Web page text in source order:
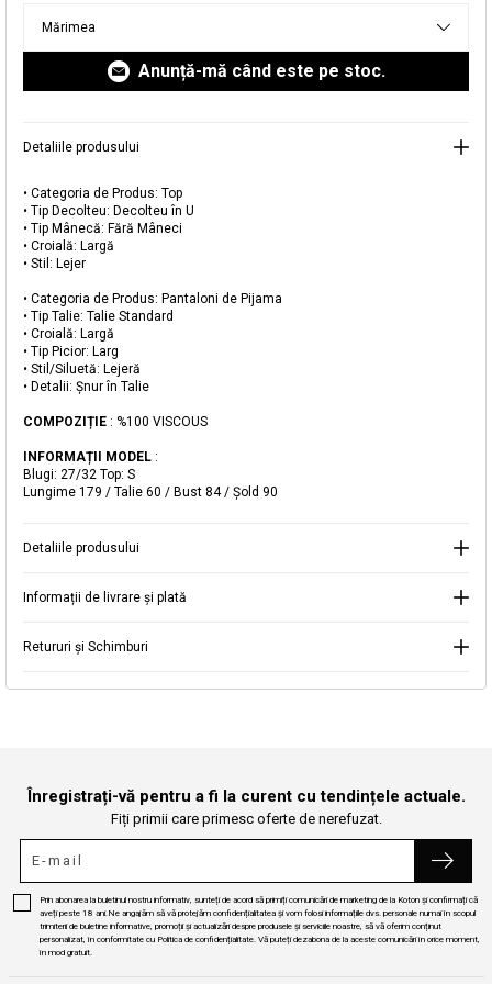
Mărimea
Anunță-mă când este pe stoc.
Detaliile produsului
• Categoria de Produs: Top
• Tip Decolteu: Decolteu în U
• Tip Mânecă: Fără Mâneci
• Croială: Largă
• Stil: Lejer
• Categoria de Produs: Pantaloni de Pijama
• Tip Talie: Talie Standard
• Croială: Largă
• Tip Picior: Larg
• Stil/Siluetă: Lejeră
• Detalii: Șnur în Talie
COMPOZIȚIE : %100 VISCOUS
INFORMAȚII MODEL :
Blugi: 27/32 Top: S
Lungime 179 / Talie 60 / Bust 84 / Şold 90
Detaliile produsului
Informații de livrare și plată
Retururi și Schimburi
Înregistrați-vă pentru a fi la curent cu tendințele actuale.
Fiți primii care primesc oferte de nerefuzat.
Prin abonarea la buletinul nostru informativ, sunteți de acord să primiți comunicări de marketing de la Koton și confirmați că
aveți peste 18 ani.Ne angajăm să vă protejăm confidențialitatea și vom folosi informațiile dvs. personale numai în scopul
trimiterii de buletine informative, promoții și actualizări despre produsele și serviciile noastre, să vă oferim conținut
personalizat, în conformitate cu Politica de confidențialitate. Vă puteți dezabona de la aceste comunicări în orice moment,
în mod gratuit.
Magazinele noastre
Puteți ajunge la magazinul KOTON pe care îl căutați
selectând informațiile despre țară și oraș.
Selecteaza țara
vom trimite o notificare la adresa
livrare aici.
Adăugat în coș
Continuă cumpărăturile